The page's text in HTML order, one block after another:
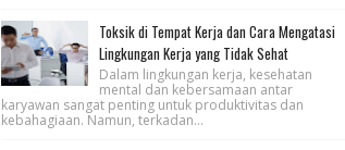
Toksik di Tempat Kerja dan Cara Mengatasi
Lingkungan Kerja yang Tidak Sehat
Dalam lingkungan kerja, kesehatan
mental dan kebersamaan antar
karyawan sangat penting untuk produktivitas dan
kebahagiaan. Namun, terkadan...